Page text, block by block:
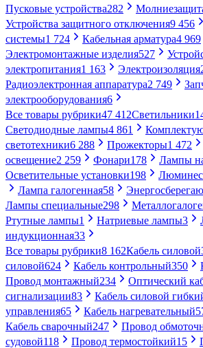
Пусковые устройства282
Устройства защитного отключения9 456
системы1 724 Кабельная арматура4 969
Электромонтажные изделия527
электропитания1 163 Электроизоляция
Радиоэлектронная аппаратура2 749
электрооборудования6
Все товары рубрики47 412Светильники
Светодиодные лампы4 861
светотехники6 288 Прожекторы1 472
освещение2 259 Фонари178 Лампы
Осветительные установки198
Лампа галогенная58
Лампы специальные298
Ртутные лампы1 Натриевые лампы3
индукционная33
Все товары рубрики8 162Кабель силовой
силовой624 Кабель контрольный350
Провод монтажный234 Оптический
сигнализации83 Кабель силовой
управления65 Кабель нагревательный
Кабель сварочный247 Провод
судовой118 Провод термостойкий15